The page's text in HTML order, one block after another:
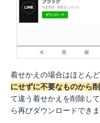
着せかえの場合はほとん
にせずに不要なものから
て違う着せかえを削除し
ら再びダウンロードできま